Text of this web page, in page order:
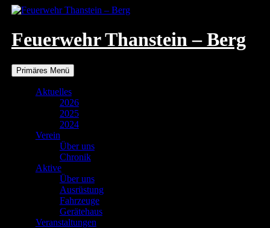
Zum
springen
Feuerwehr Thanstein – Berg
Suchen
Primäres Menü
Aktuelles
2026
2025
2024
Verein
Über uns
Chronik
Aktive
Über uns
Ausrüstung
Fahrzeuge
Gerätehaus
Veranstaltungen